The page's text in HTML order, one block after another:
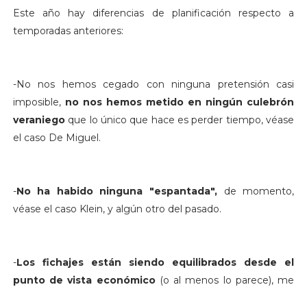
Este año hay diferencias de planificación respecto a
temporadas anteriores:
-No nos hemos cegado con ninguna pretensión casi
imposible, no nos hemos metido en ningún culebrón
veraniegoque lo único que hace es perder tiempo, véase
el caso De Miguel.
-No ha habido ninguna "espantada", de momento,
véase el caso Klein, y algún otro del pasado.
-Los fichajes están siendo equilibrados desde el
punto de vista económico(o al menos lo parece), me